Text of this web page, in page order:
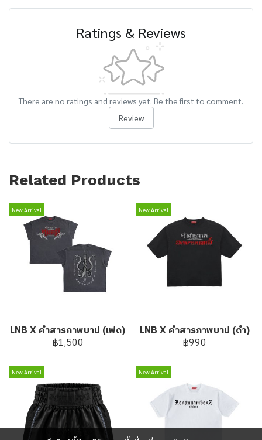
Ratings & Reviews
There are no ratings and reviews yet. Be the first to comment.
Review
Related Products
New Arrival
LNB X คำสารภาพบาป (เฟด)
฿1,500
New Arrival
LNB X คำสารภาพบาป (ดำ)
฿990
New Arrival New Arrival